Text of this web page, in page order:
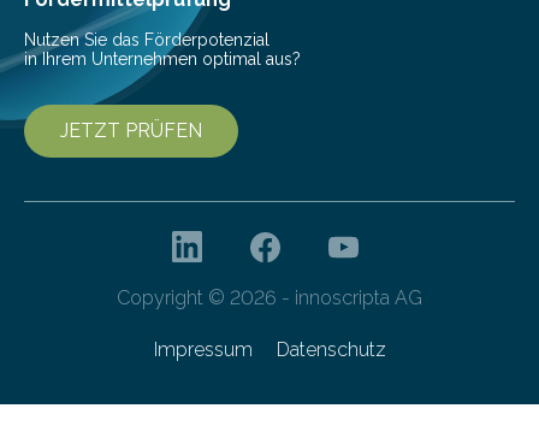
entwickelt. Mit nur…
Nutzen Sie das Förderpotenzial
in Ihrem Unternehmen optimal aus?
JETZT PRÜFEN
Copyright © 2026 - innoscripta AG
Impressum Datenschutz